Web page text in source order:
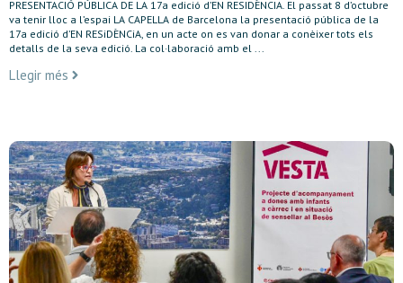
PRESENTACIÓ PÚBLICA DE LA 17a edició d’EN RESIDÈNCIA. El passat 8 d’octubre
va tenir lloc a l’espai LA CAPELLA de Barcelona la presentació pública de la
17a edició d’EN RESiDÈNCiA, en un acte on es van donar a conèixer tots els
detalls de la seva edició. La col·laboració amb el ...
Llegir més